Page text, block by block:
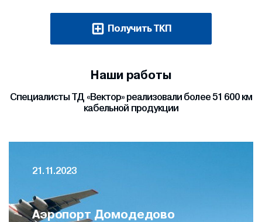
Получить ТКП
Наши работы
Специалисты ТД «Вектор» реализовали более 51 600 км
кабельной продукции
04.11.2020
Амбулаторные центры COVID-19